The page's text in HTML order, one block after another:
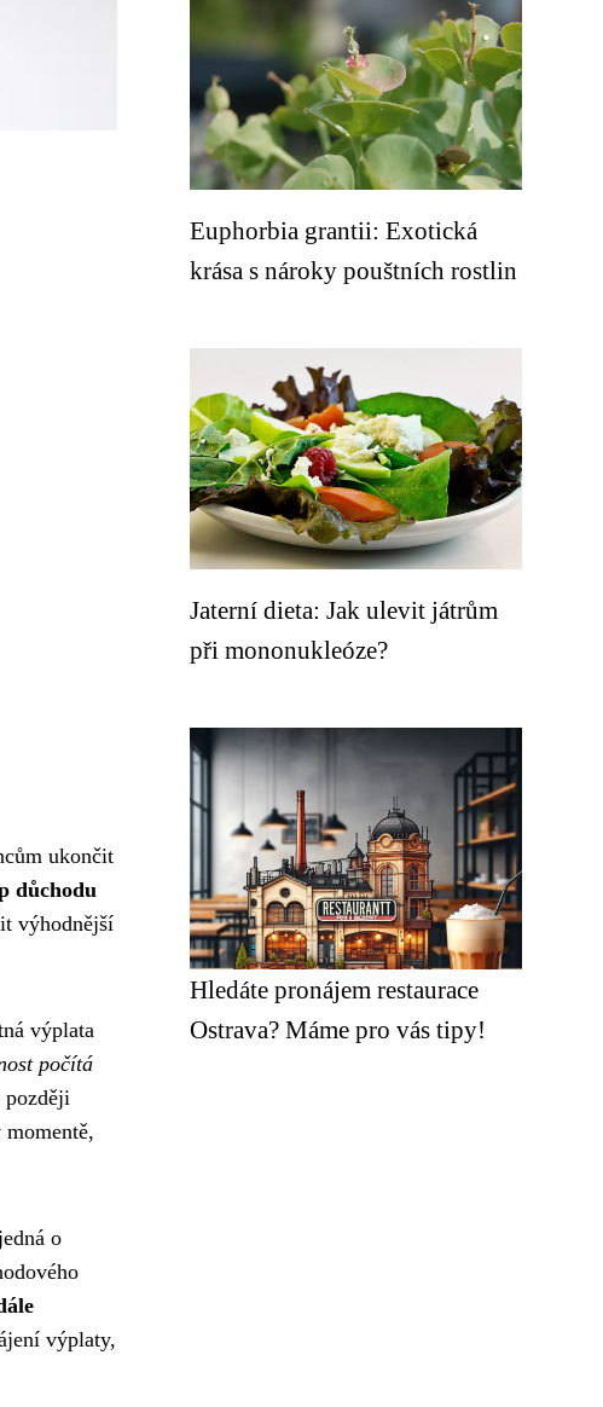
ukončit
důchodu
výhodnější
výplata
počítá
později
o
výplaty,
Euphorbia grantii: Exotická
krása s nároky pouštních rostlin
Jaterní dieta: Jak ulevit játrům
při mononukleóze?
Hledáte pronájem restaurace
Ostrava? Máme pro vás tipy!